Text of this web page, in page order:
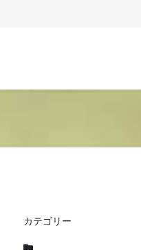
カテゴリー